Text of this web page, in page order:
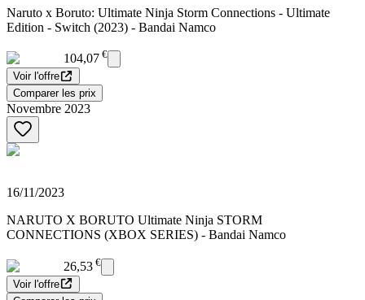
Naruto x Boruto: Ultimate Ninja Storm Connections - Ultimate
Edition - Switch (2023) - Bandai Namco
104,07 €
Voir l'offre
Comparer les prix
Novembre 2023
16/11/2023
NARUTO X BORUTO Ultimate Ninja STORM
CONNECTIONS (XBOX SERIES) - Bandai Namco
26,53 €
Voir l'offre